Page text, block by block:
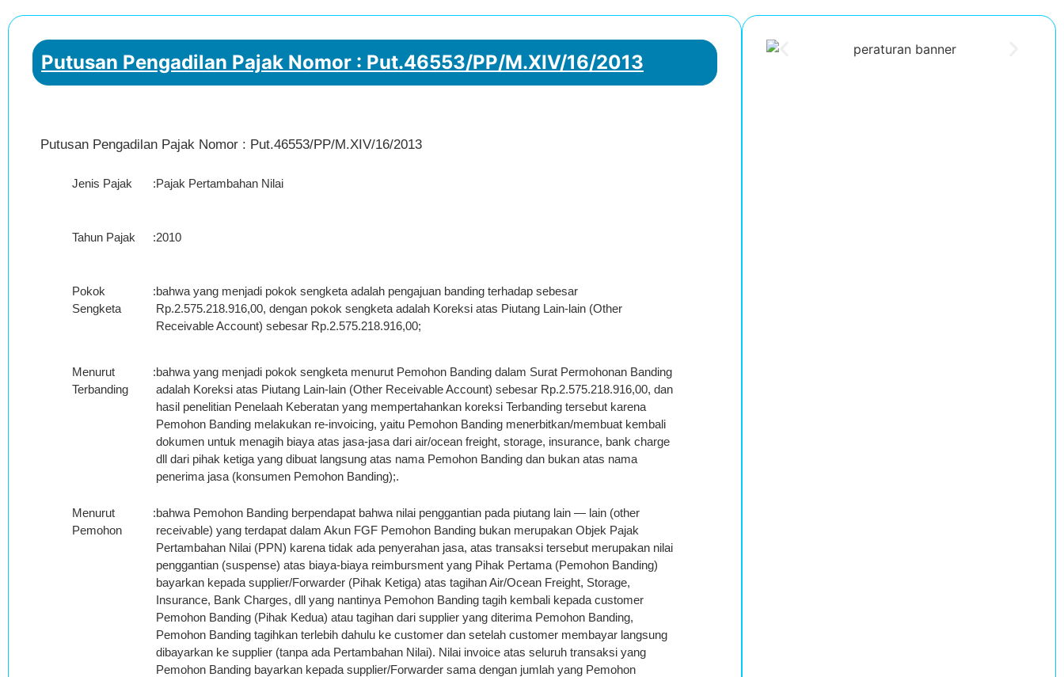
Putusan Pengadilan Pajak Nomor : Put.46553/PP/M.XIV/16/2013
Putusan Pengadilan Pajak Nomor : Put.46553/PP/M.XIV/16/2013
Jenis Pajak :Pajak Pertambahan Nilai
Tahun Pajak :2010
Pokok
Sengketa
:bahwa yang menjadi pokok sengketa adalah pengajuan banding terhadap sebesar
Rp.2.575.218.916,00, dengan pokok sengketa adalah Koreksi atas Piutang Lain-lain (Other
Receivable Account) sebesar Rp.2.575.218.916,00;
Menurut
Terbanding
:bahwa yang menjadi pokok sengketa menurut Pemohon Banding dalam Surat Permohonan Banding
adalah Koreksi atas Piutang Lain-lain (Other Receivable Account) sebesar Rp.2.575.218.916,00, dan
hasil penelitian Penelaah Keberatan yang mempertahankan koreksi Terbanding tersebut karena
Pemohon Banding melakukan re-invoicing, yaitu Pemohon Banding menerbitkan/membuat kembali
dokumen untuk menagih biaya atas jasa-jasa dari air/ocean freight, storage, insurance, bank charge
dll dari pihak ketiga yang dibuat langsung atas nama Pemohon Banding dan bukan atas nama
penerima jasa (konsumen Pemohon Banding);.
Menurut
Pemohon
:bahwa Pemohon Banding berpendapat bahwa nilai penggantian pada piutang lain — lain (other
receivable) yang terdapat dalam Akun FGF Pemohon Banding bukan merupakan Objek Pajak
Pertambahan Nilai (PPN) karena tidak ada penyerahan jasa, atas transaksi tersebut merupakan nilai
penggantian (suspense) atas biaya-biaya reimbursment yang Pihak Pertama (Pemohon Banding)
bayarkan kepada supplier/Forwarder (Pihak Ketiga) atas tagihan Air/Ocean Freight, Storage,
Insurance, Bank Charges, dll yang nantinya Pemohon Banding tagih kembali kepada customer
Pemohon Banding (Pihak Kedua) atau tagihan dari supplier yang diterima Pemohon Banding,
Pemohon Banding tagihkan terlebih dahulu ke customer dan setelah customer membayar langsung
dibayarkan ke supplier (tanpa ada Pertambahan Nilai). Nilai invoice atas seluruh transaksi yang
Pemohon Banding bayarkan kepada supplier/Forwarder sama dengan jumlah yang Pemohon